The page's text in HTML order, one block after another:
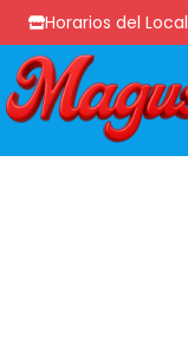
Horarios del